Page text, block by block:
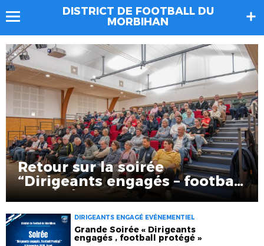
DISTRICT DE FOOTBALL DU
MORBIHAN
Retour sur la soirée
“Dirigeants engagés – football
protégé”
DIRIGEANTS ENGAGÉ EVÉNEMENTIEL
Grande Soirée « Dirigeants
engagés , football protégé »